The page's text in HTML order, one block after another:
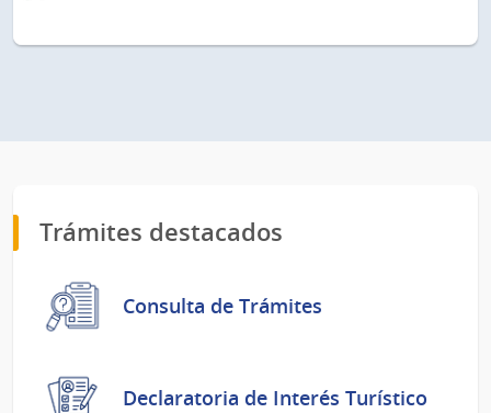
Trámites destacados
Consulta de Trámites
Declaratoria de Interés Turístico